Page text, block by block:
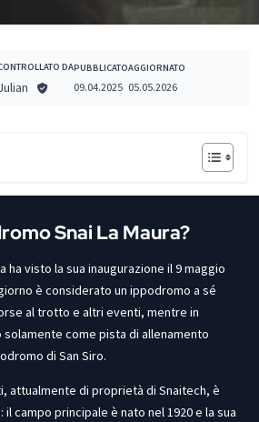
DAPUBBLICATO
09.04.2025
AGGIORNATO
05.05.2026
Snai La Maura?
ha visto la sua inaugurazione il 9 maggio
è considerato un ippodromo a sé
al trotto e altri eventi, mentre in
come pista di allenamento
di San Siro.
attualmente di proprietà di Snaitech, è
campo principale è nato nel 1920 e la sua